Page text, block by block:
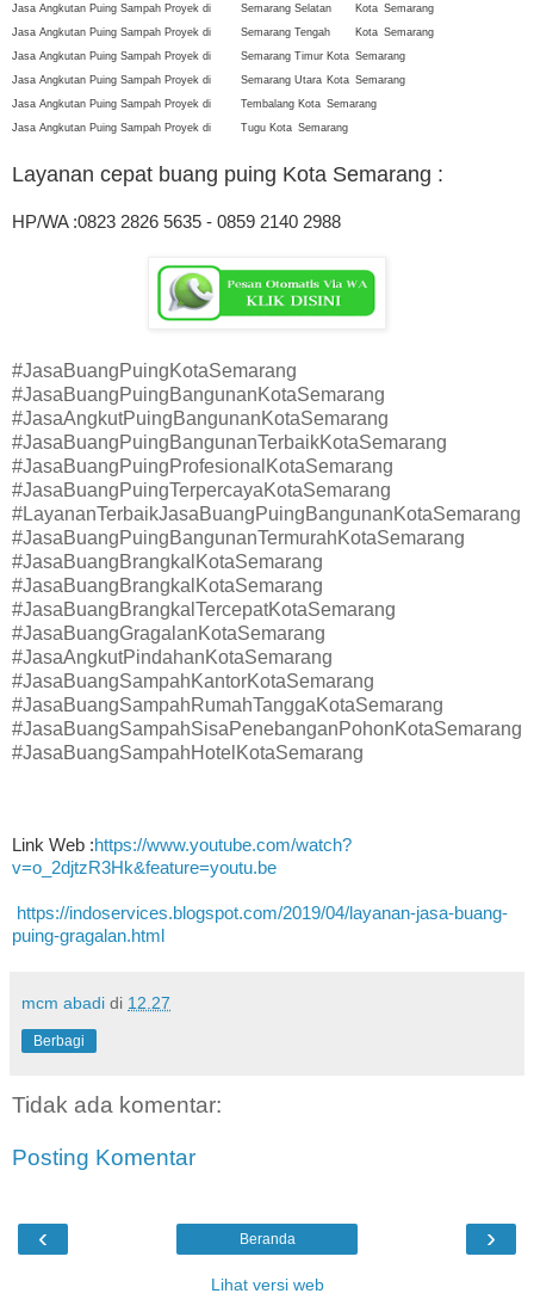
Jasa Angkutan Puing Sampah Proyek di
Semarang Selatan Kota Semarang
Jasa Angkutan Puing Sampah Proyek di
Semarang Tengah Kota Semarang
Jasa Angkutan Puing Sampah Proyek di
Semarang Timur Kota Semarang
Jasa Angkutan Puing Sampah Proyek di
Semarang Utara Kota Semarang
Jasa Angkutan Puing Sampah Proyek di
Tembalang Kota Semarang
Jasa Angkutan Puing Sampah Proyek di
Tugu Kota Semarang
Layanan cepat buang puing Kota Semarang :
HP/WA :0823 2826 5635 - 0859 2140 2988
#JasaBuangPuingKotaSemarang
#JasaBuangPuingBangunanKotaSemarang
#JasaAngkutPuingBangunanKotaSemarang
#JasaBuangPuingBangunanTerbaikKotaSemarang
#JasaBuangPuingProfesionalKotaSemarang
#JasaBuangPuingTerpercayaKotaSemarang
#LayananTerbaikJasaBuangPuingBangunanKotaSemarang
#JasaBuangPuingBangunanTermurahKotaSemarang
#JasaBuangBrangkalKotaSemarang
#JasaBuangBrangkalKotaSemarang
#JasaBuangBrangkalTercepatKotaSemarang
#JasaBuangGragalanKotaSemarang
#JasaAngkutPindahanKotaSemarang
#JasaBuangSampahKantorKotaSemarang
#JasaBuangSampahRumahTanggaKotaSemarang
#JasaBuangSampahSisaPenebanganPohonKotaSemarang
#JasaBuangSampahHotelKotaSemarang
Link Web :https://www.youtube.com/watch?
v=o_2djtzR3Hk&feature=youtu.be
https://indoservices.blogspot.com/2019/04/layanan-jasa-buang-
puing-gragalan.html
mcm abadi di 12.27
Berbagi
Tidak ada komentar:
Posting Komentar
‹ ›
Beranda
Lihat versi web